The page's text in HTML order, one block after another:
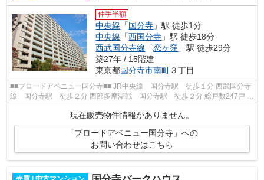
仲手半額
中央線 「国分寺 」駅 徒歩1分
中央線 「西国分寺 」駅 徒歩18分
西武国分寺線 「恋ヶ窪 」駅 徒歩29分
築27年 / 15階建
東京都国分寺市南町３丁目
■■ブロードアベニュー国分寺■■ JR中央線 国分寺駅 徒歩１分 西武国分寺
線 国分寺駅 徒歩２分 西部多摩湖戦 国分寺駅 徒歩２分 総戸数247戸 鉄
骨鉄筋コンクリート造15階建 平成...
現在販売物件情報がありません。
「ブロードアベニュー国分寺」への
お問い合わせはこちら